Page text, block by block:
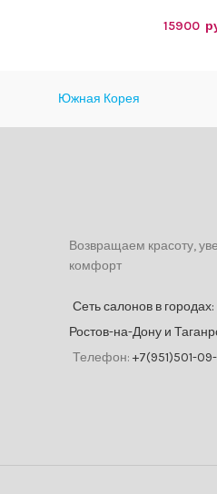
15900
Южная Корея
Возвращаем красоту,
комфорт
Сеть салонов в городах:
Ростов-на-Дону и
Телефон: +7(951)501-